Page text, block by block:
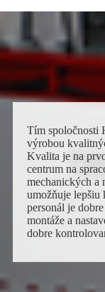
Tím spoločnosti
výrobou
Kvalita je na
centrum na
mechanických a
umožňuje
personál je
montáže a
dobre